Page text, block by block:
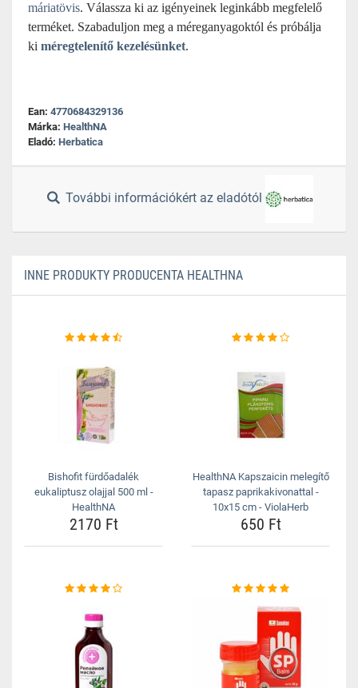
máriatövis. Válassza ki az igényeinek leginkább megfelelő
terméket. Szabaduljon meg a méreganyagoktól és próbálja
ki méregtelenítő kezelésünket.
Ean: 4770684329136
Márka: HealthNA
Eladó: Herbatica
További információkért az eladótól
INNE PRODUKTY PRODUCENTA HEALTHNA
Bishofit fürdőadalék
eukaliptusz olajjal 500 ml -
HealthNA
2170 Ft
HealthNA Kapszaicin melegítő
tapasz paprikakivonattal -
10x15 cm - ViolaHerb
650 Ft